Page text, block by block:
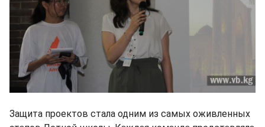
Защита проектов стала одним из самых оживленных